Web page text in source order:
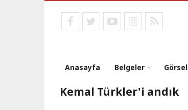
facebooktwitteryoutubeinstagram
RSS
Anasayfa Belgeler Görsel
Kemal Türkler'i andık